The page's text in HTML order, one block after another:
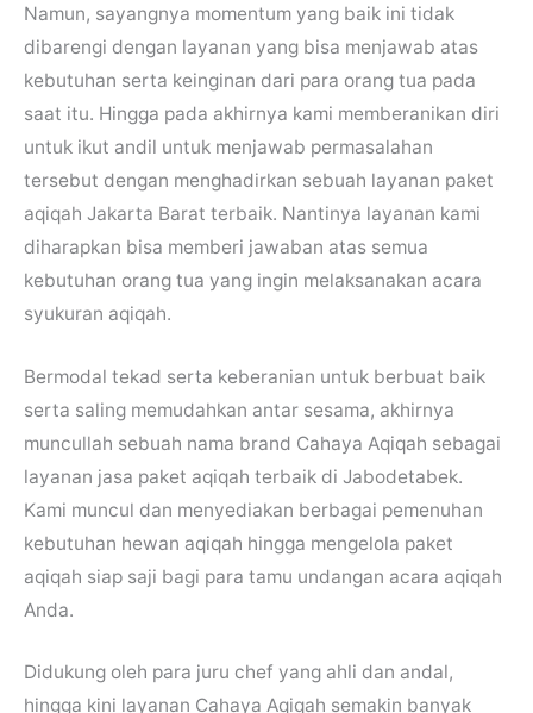
Namun, sayangnya momentum yang baik ini tidak
dibarengi dengan layanan yang bisa menjawab atas
kebutuhan serta keinginan dari para orang tua pada
saat itu. Hingga pada akhirnya kami memberanikan diri
untuk ikut andil untuk menjawab permasalahan
tersebut dengan menghadirkan sebuah layanan paket
aqiqah Jakarta Barat terbaik. Nantinya layanan kami
diharapkan bisa memberi jawaban atas semua
kebutuhan orang tua yang ingin melaksanakan acara
syukuran aqiqah.
Bermodal tekad serta keberanian untuk berbuat baik
serta saling memudahkan antar sesama, akhirnya
muncullah sebuah nama brand Cahaya Aqiqah sebagai
layanan jasa paket aqiqah terbaik di Jabodetabek.
Kami muncul dan menyediakan berbagai pemenuhan
kebutuhan hewan aqiqah hingga mengelola paket
aqiqah siap saji bagi para tamu undangan acara aqiqah
Anda.
Didukung oleh para juru chef yang ahli dan andal,
hingga kini layanan Cahaya Aqiqah semakin banyak